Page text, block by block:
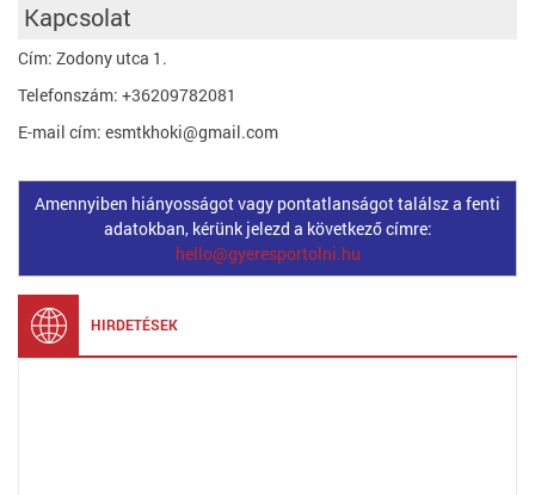
Kapcsolat
Cím: Zodony utca 1.
Telefonszám: +36209782081
E-mail cím: esmtkhoki@gmail.com
Amennyiben hiányosságot vagy pontatlanságot találsz a fenti
adatokban, kérünk jelezd a következő címre:
hello@gyeresportolni.hu
HIRDETÉSEK